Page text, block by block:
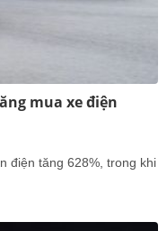
mua xe điện
điện tăng 628%, trong khi